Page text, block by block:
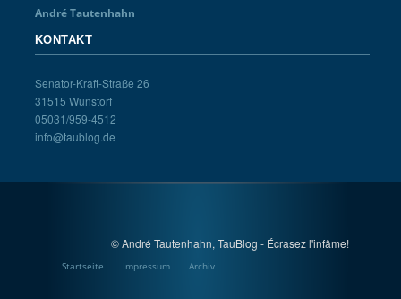
André Tautenhahn
KONTAKT
Senator-Kraft-Straße 26
31515 Wunstorf
05031/959-4512
info@taublog.de
© André Tautenhahn, TauBlog - Écrasez l'infâme!
Startseite Impressum Archiv